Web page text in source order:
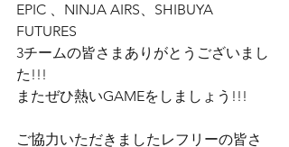
EPIC 、NINJA AIRS、SHIBUYA
FUTURES
3チームの皆さまありがとうございまし
た!!!
またぜひ熱いGAMEをしましょう!!!
ご協力いただきましたレフリーの皆さ